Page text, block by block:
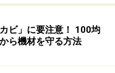
ビ」に要注意！ 100均
ら機材を守る方法